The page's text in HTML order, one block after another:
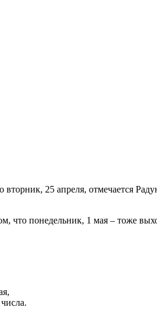
25 апреля, отмечается
что понедельник, 1 мая – тоже